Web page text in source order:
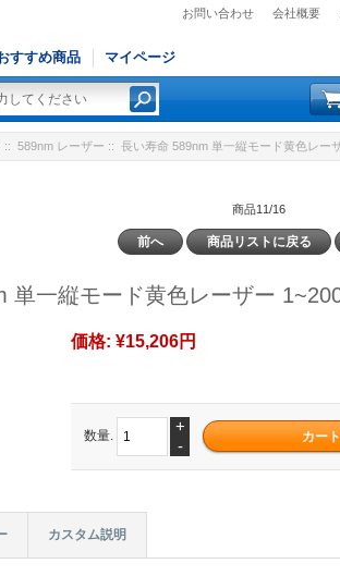
お問い合わせ 会社概要
すすめ商品 マイページ
::589nm レーザー :: 長い寿命 589nm 単一縦モード黄色レー
商品11/16
前へ 商品リストに戻る
単一縦モード黄色レーザー
価格:¥15,206円
数量.
+
-
カスタム説明